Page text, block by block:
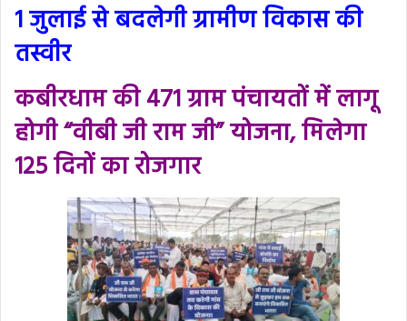
1 जुलाई से बदलेगी ग्रामीण विकास की
तस्वीर
कबीरधाम की 471 ग्राम पंचायतों में लागू
होगी “वीबी जी राम जी” योजना, मिलेगा
125 दिनों का रोजगार